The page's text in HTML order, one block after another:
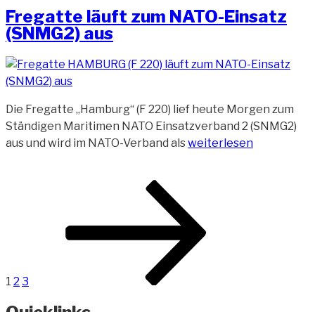
220)
kompensiert“
Fregatte läuft zum NATO-Einsatz
(SNMG2) aus
Die Fregatte „Hamburg“ (F 220) lief heute Morgen zum
Ständigen Maritimen NATO Einsatzverband 2 (SNMG2)
aus und wird im NATO-Verband als„Fregatte
Einsatz
(SNMG2)
aus“
weiterlesen
Beitragsnavigation
1 2 3